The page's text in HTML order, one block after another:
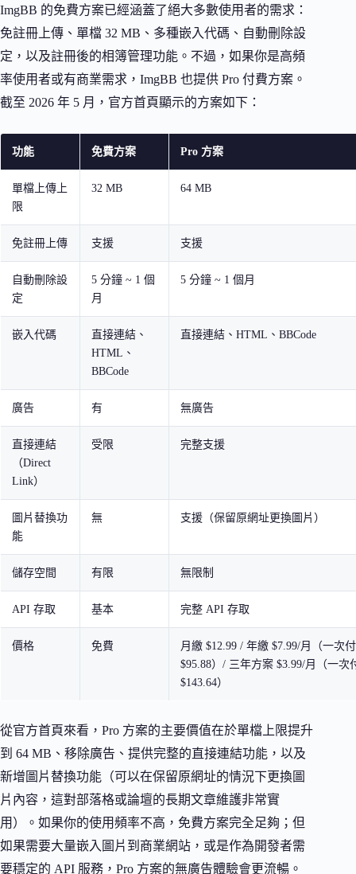
ImgBB 的免費方案已經涵蓋了絕大多數使用者的需求：
免註冊上傳、單檔 32 MB、多種嵌入代碼、自動刪除設
定，以及註冊後的相簿管理功能。不過，如果你是高頻
率使用者或有商業需求，ImgBB 也提供 Pro 付費方案。
截至 2026 年 5 月，官方首頁顯示的方案如下：
功能 免費方案 Pro 方案
單檔上傳上
限
32 MB 64 MB
免註冊上傳 支援 支援
自動刪除設
定
5 分鐘 ~ 1 個
月
5 分鐘 ~ 1 個月
嵌入代碼
直接連結、
HTML、
BBCode
直接連結、HTML、BBCode
廣告 有 無廣告
直接連結
（Direct
Link）
受限 完整支援
圖片替換功
能
無 支援（保留原網址更換圖片）
儲存空間 有限 無限制
API 存取 基本 完整 API 存取
價格 免費
月繳 $12.99 / 年繳 $7.99/月（一次付
$95.88）/ 三年方案 $3.99/月（一次
$143.64）
從官方首頁來看，Pro 方案的主要價值在於單檔上限提升
到 64 MB、移除廣告、提供完整的直接連結功能，以及
新增圖片替換功能（可以在保留原網址的情況下更換圖
片內容，這對部落格或論壇的長期文章維護非常實
用）。如果你的使用頻率不高，免費方案完全足夠；但
如果需要大量嵌入圖片到商業網站，或是作為開發者需
要穩定的 API 服務，Pro 方案的無廣告體驗會更流暢。